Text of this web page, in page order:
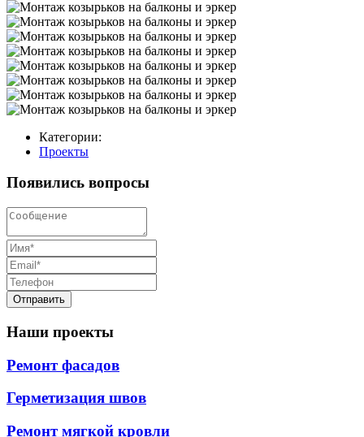
Категории:
Проекты
Появились вопросы
Отправить
Наши проекты
Ремонт фасадов
Герметизация швов
Ремонт мягкой кровли